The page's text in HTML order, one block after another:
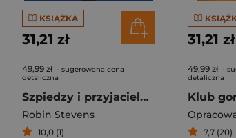
KSIĄŻKA
31,21 zł
49,99 zł - sugerowana cena
detaliczna
Szpiedzy i przyjaciele. Ministerstwo Nie dla Dam Tom 3
Robin Stevens
10,0 (1)
31,21 zł
49,99 zł -
detaliczna
Klub
7,7 (20)